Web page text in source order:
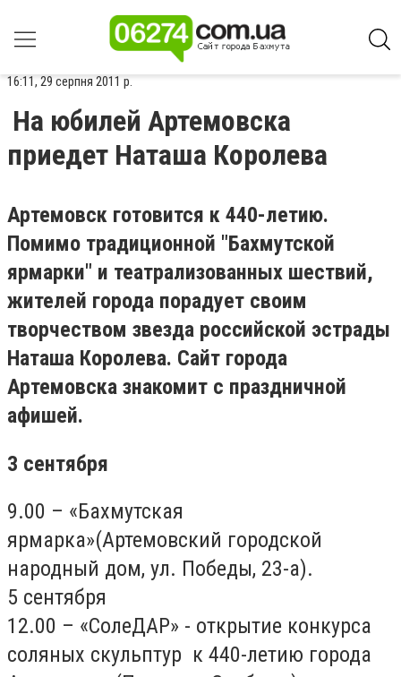
16:11, 29 серпня 2011 р.
На юбилей Артемовска
приедет Наташа Королева
Артемовск готовится к 440-летию.
Помимо традиционной "Бахмутской
ярмарки" и театрализованных шествий,
жителей города порадует своим
творчеством звезда российской эстрады
Наташа Королева. Сайт города
Артемовска знакомит с праздничной
афишей.
3 сентября
9.00 – «Бахмутская
ярмарка»(Артемовский городской
народный дом, ул. Победы, 23-а).
5 сентября
12.00 – «СолеДАР» - открытие конкурса
соляных скульптур к 440-летию города